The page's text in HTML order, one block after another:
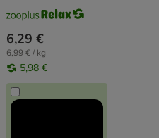
6,29 €
6,99 € / kg
5,98 €